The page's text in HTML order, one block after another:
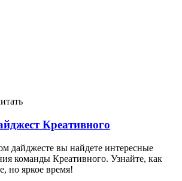
Креативного
дайджесте вы найдете интересные
команды Креативного. Узнайте, как
но яркое время!